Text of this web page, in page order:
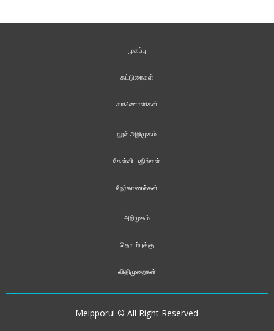
முகப்பு
கட்டுரைகள்
காணொளிகள்
நூல் அறிமுகம்
கேள்வி-பதில்கள்
நேர்காணல்கள்
அறிமுகம்
தொடர்புக்கு
விதிமுறைகள்
Meipporul © All Right Reserved